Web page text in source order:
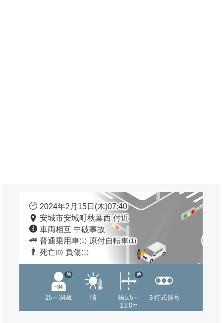
2024年2月15日(木)07:40
安城市安城町秋葉西 付近
車両相互 中破事故
普通乗用車(1) 原付自転車(1)
死亡(0) 負傷(1)
25～34歳
他
晴
幅5.5～
13.0m
他
３灯式信号